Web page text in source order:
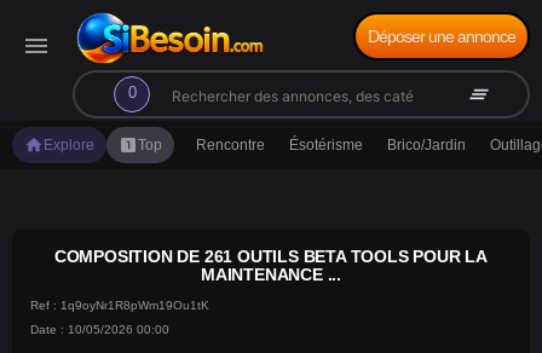
menu
0
search clear_all
Déposer une annonce
home Explore looks_oneTop Rencontre Ésotérisme Brico/Jardin
COMPOSITION DE 261 OUTILS BETA TOOLS POUR LA
MAINTENANCE ...
Ref : 1q9oyNr1R8pWm19Ou1tK
Date : 10/05/2026 00:00